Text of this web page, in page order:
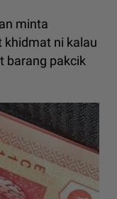
minta
khidmat ni kalau
barang pakcik